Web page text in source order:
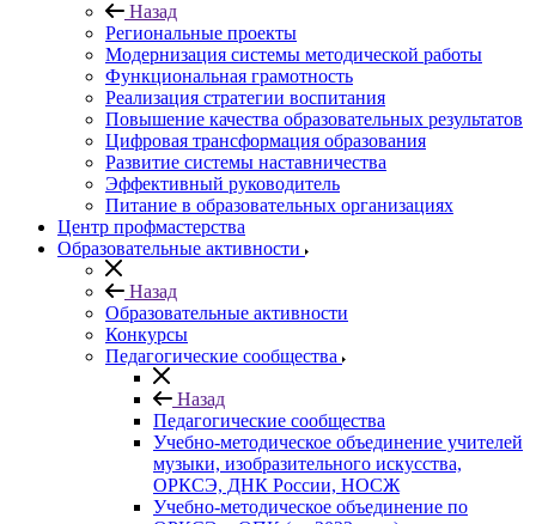
Назад
Региональные проекты
Модернизация системы методической работы
Функциональная грамотность
Реализация стратегии воспитания
Повышение качества образовательных результатов
Цифровая трансформация образования
Развитие системы наставничества
Эффективный руководитель
Питание в образовательных организациях
Центр профмастерства
Образовательные активности
Назад
Образовательные активности
Конкурсы
Педагогические сообщества
Назад
Педагогические сообщества
Учебно-методическое объединение учителей
музыки, изобразительного искусства,
ОРКСЭ, ДНК России, НОСЖ
Учебно-методическое объединение по